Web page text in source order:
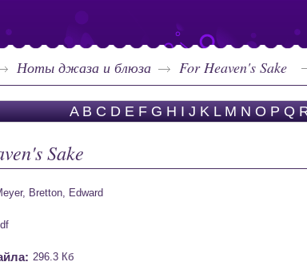
Ноты джаза и блюза For Heaven's Sake
A B C D E F G H I J K L M N O P Q
Sake
Bretton, Edward
296.3 Кб